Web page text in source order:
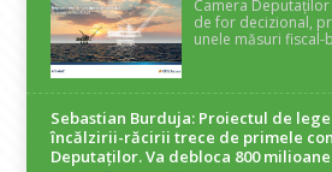
Camera
de for decizional,
unele măsuri fiscal-
Sebastian Burduja: Proiectul de
încălzirii-răcirii trece de primele
Deputaților. Va debloca 800